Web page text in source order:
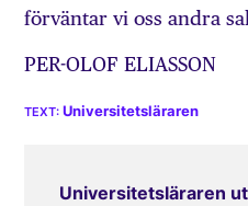
förväntar vi oss andra
PER-OLOF ELIASSON
Universitetsläraren
Universitetsläraren